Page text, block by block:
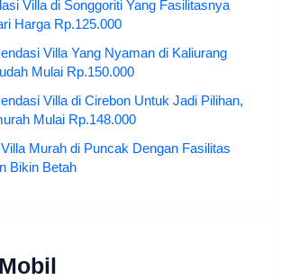
Villa di Songgoriti Yang Fasilitasnya
Harga Rp.125.000
Villa Yang Nyaman di Kaliurang
Mulai Rp.150.000
Villa di Cirebon Untuk Jadi Pilihan,
Mulai Rp.148.000
Murah di Puncak Dengan Fasilitas
Bikin Betah